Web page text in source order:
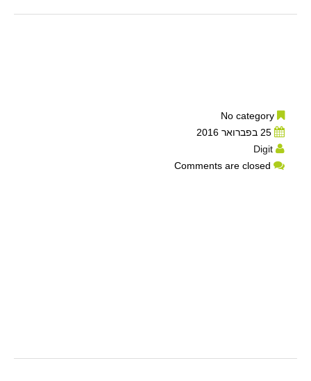
25 בפברואר 2016
Digit
Comments are closed